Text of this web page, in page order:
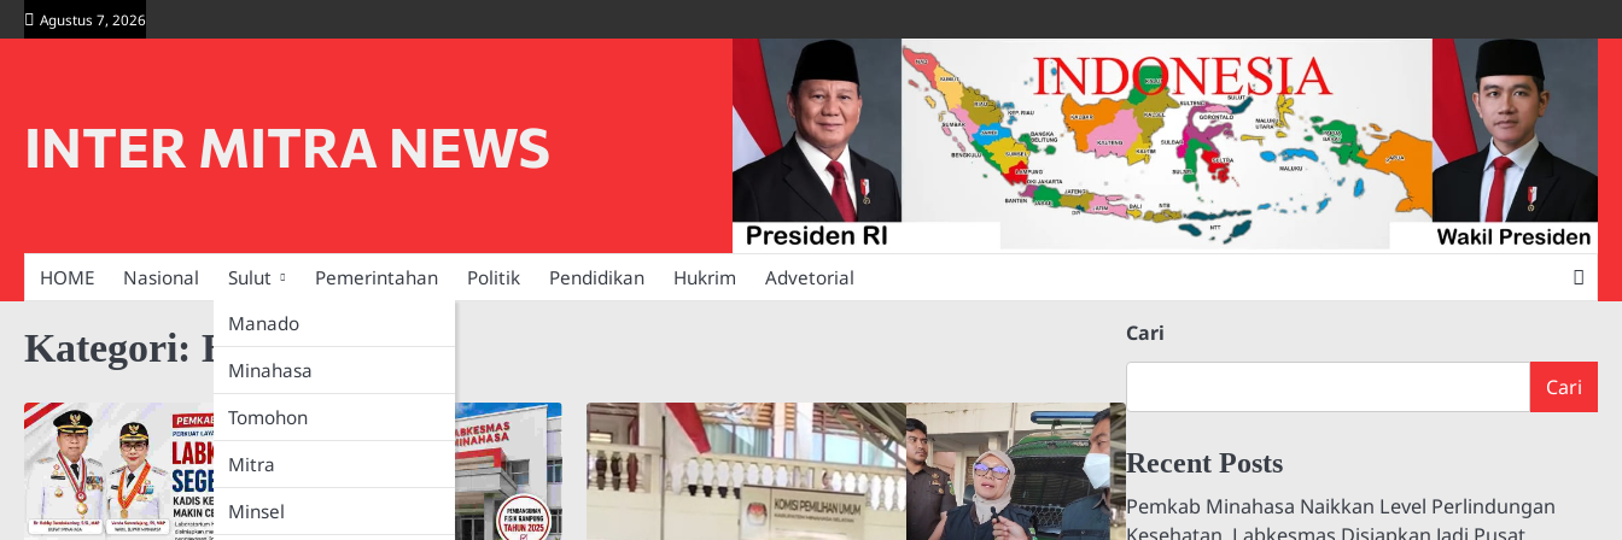
Skip
to
Agustus 7, 2026
INTER MITRA NEWS
HOME Nasional
Sulut
Manado
Minahasa
Tomohon
Mitra
Minsel
Pemerintahan Politik Pendidikan Hukrim Advetorial
Kategori: Berita Cari
Cari
Recent Posts
Pemkab Minahasa Naikkan Level Perlindungan